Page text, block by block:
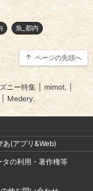
魚_都内
ページの先頭へ
ニー特集 mimot. |
| Medery.
あ(アプリ&Web)
タの利用・著作権等